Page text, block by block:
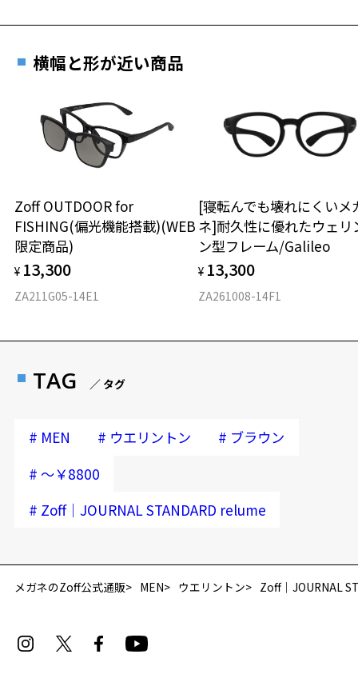
横幅と形が近い商品
Zoff OUTDOOR for
FISHING(偏光機能搭載)(WEB
限定商品)
¥ 13,300
ZA211G05-14E1
[寝転んでも壊れにくいメ
ネ]耐久性に優れたウェリ
ン型フレーム/Galileo
¥ 13,300
ZA261008-14F1
TAG ／ タグ
# MEN # ウエリントン # ブラウン
# ～￥8800
# Zoff｜JOURNAL STANDARD relume
メガネのZoff公式通販 MEN ウエリントン Zoff｜JOURNAL